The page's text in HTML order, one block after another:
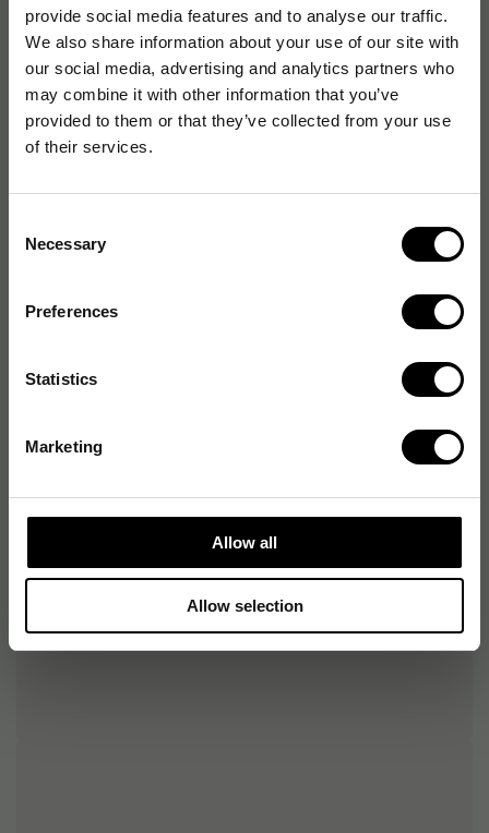
provide social media features and to analyse our traffic.
We also share information about your use of our site with
our social media, advertising and analytics partners who
may combine it with other information that you’ve
provided to them or that they’ve collected from your use
of their services.
Selection
Necessary
Preferences
Statistics
Marketing
Allow all
Allow selection
EAN: 8717399994026
Produktspecifikationer
Ergonomisk design
Färg Svart, Grå
Anslutningstyp